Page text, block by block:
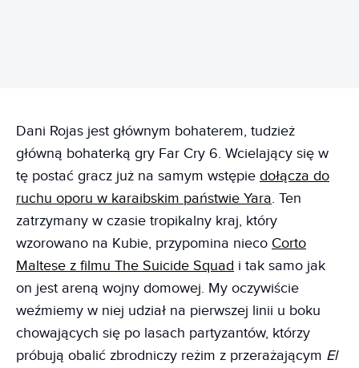
Dani Rojas jest głównym bohaterem, tudzież
główną bohaterką gry Far Cry 6. Wcielający się w
tę postać gracz już na samym wstępie dołącza do
ruchu oporu w karaibskim państwie Yara. Ten
zatrzymany w czasie tropikalny kraj, który
wzorowano na Kubie, przypomina nieco Corto
Maltese z filmu The Suicide Squad i tak samo jak
on jest areną wojny domowej. My oczywiście
weźmiemy w niej udział na pierwszej linii u boku
chowających się po lasach partyzantów, którzy
próbują obalić zbrodniczy reżim z przerażającym El